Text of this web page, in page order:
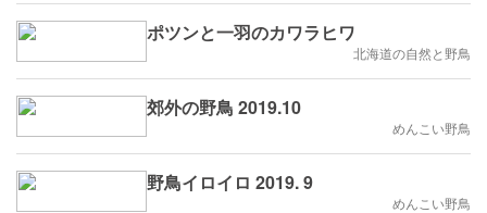
ポツンと一羽のカワラヒワ
北海道の自然と野鳥
郊外の野鳥 2019.10
めんこい野鳥
野鳥イロイロ 2019. 9
めんこい野鳥